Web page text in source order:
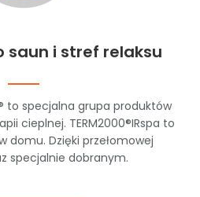
saun i stref relaksu
to specjalna grupa produktów
cieplnej. TERM2000®IRspa to
domu. Dzięki przełomowej
specjalnie dobranym.